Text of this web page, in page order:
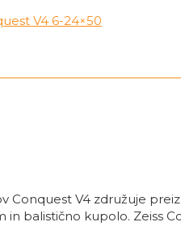
V4 združuje
balistično kupolo. Zeiss